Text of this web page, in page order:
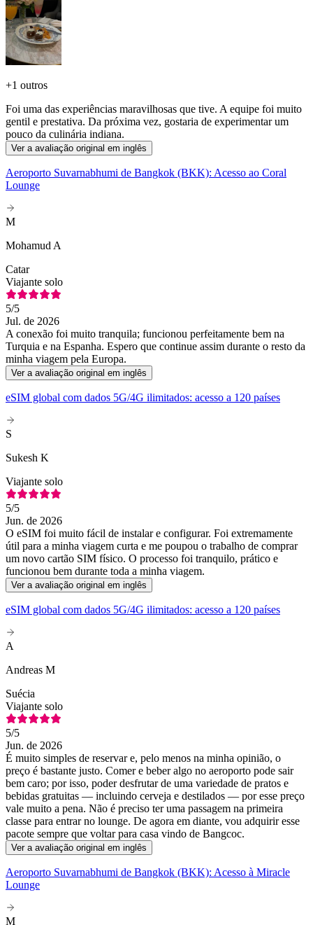
+1 outros
Foi uma das experiências maravilhosas que tive. A equipe foi muito
gentil e prestativa. Da próxima vez, gostaria de experimentar um
pouco da culinária indiana.
Ver a avaliação original em inglês
Aeroporto Suvarnabhumi de Bangkok (BKK): Acesso ao Coral
Lounge
M
Mohamud A
Catar
Viajante solo
5/5
Jul. de 2026
A conexão foi muito tranquila; funcionou perfeitamente bem na
Turquia e na Espanha. Espero que continue assim durante o resto da
minha viagem pela Europa.
Ver a avaliação original em inglês
eSIM global com dados 5G/4G ilimitados: acesso a 120 países
S
Sukesh K
Viajante solo
5/5
Jun. de 2026
O eSIM foi muito fácil de instalar e configurar. Foi extremamente
útil para a minha viagem curta e me poupou o trabalho de comprar
um novo cartão SIM físico. O processo foi tranquilo, prático e
funcionou bem durante toda a minha viagem.
Ver a avaliação original em inglês
eSIM global com dados 5G/4G ilimitados: acesso a 120 países
A
Andreas M
Suécia
Viajante solo
5/5
Jun. de 2026
É muito simples de reservar e, pelo menos na minha opinião, o
preço é bastante justo. Comer e beber algo no aeroporto pode sair
bem caro; por isso, poder desfrutar de uma variedade de pratos e
bebidas gratuitas — incluindo cerveja e destilados — por esse preço
vale muito a pena. Não é preciso ter uma passagem na primeira
classe para entrar no lounge. De agora em diante, vou adquirir esse
pacote sempre que voltar para casa vindo de Bangcoc.
Ver a avaliação original em inglês
Aeroporto Suvarnabhumi de Bangkok (BKK): Acesso à Miracle
Lounge
M